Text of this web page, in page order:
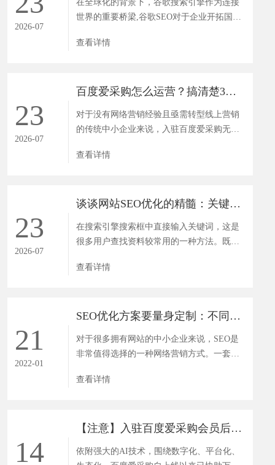
2026-07
在全球化的背景下，谷歌搜索引擎作为连接
世界的重要桥梁,谷歌SEO对于企业开拓国际
查看详情
23
2026-07
百度爱采购怎么运营？搞清楚3大规则，询盘翻倍不是梦！
对于没有网络营销经验且亟需转型线上营销
的传统中小企业来说，入驻百度爱采购无疑
查看详情
23
2026-07
谈谈网站SEO优化的精髓：关键词优化的道与术
在搜索引擎搜索框中直接输入关键词，这是
很多用户查找资料较常用的一种方法。既然
查看详情
21
2022-01
SEO优化方案要量身定制：不同类型 不同阶段 不同策略
对于很多拥有网站的中小企业来说，SEO是
非常值得选择的一种网络营销方式。一套好
查看详情
14
【注意】入驻百度爱采购会员后，这几点你做到了吗？
依附强大的AI技术，围绕数字化、平台化、